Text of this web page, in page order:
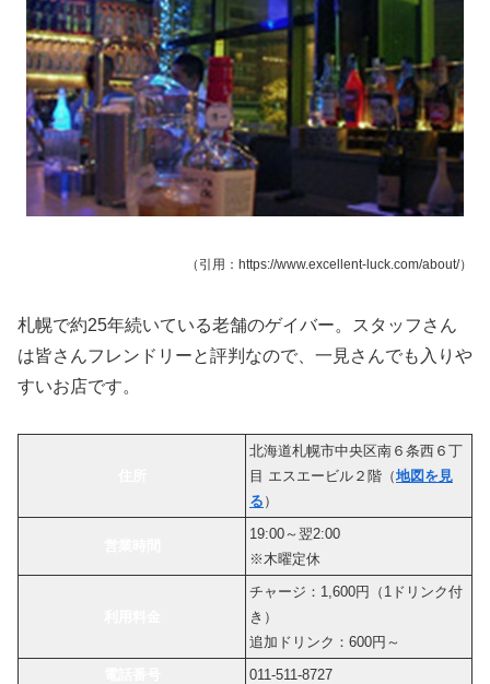
（引用：https://www.excellent-luck.com/about/）
札幌で約25年続いている老舗のゲイバー。スタッフさん
は皆さんフレンドリーと評判なので、一見さんでも入りや
すいお店です。
北海道札幌市中央区南６条西６丁
目 エスエービル２階（地図を見
る ）
19:00～翌2:00
※木曜定休
チャージ：1,600円（1ドリンク付
き）
追加ドリンク：600円～
011-511-8727